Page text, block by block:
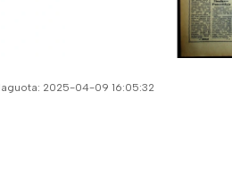
2025-04-09 16:05:32